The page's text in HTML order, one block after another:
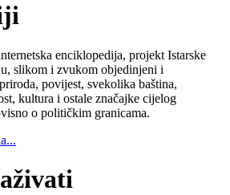
enciklopedija, projekt Istarske
slikom i zvukom objedinjeni i
povijest, svekolika baština,
kultura i ostale značajke cijelog
o političkim granicama.